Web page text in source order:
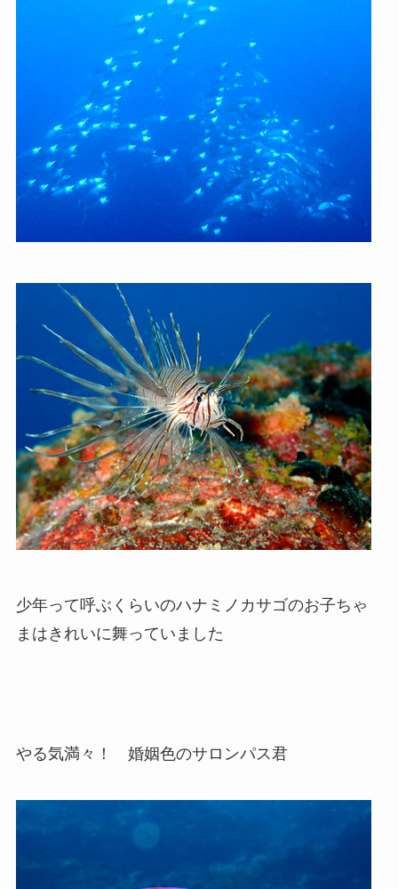
少年って呼ぶくらいのハナミノカサゴのお子ちゃ
まはきれいに舞っていました
やる気満々！ 婚姻色のサロンパス君